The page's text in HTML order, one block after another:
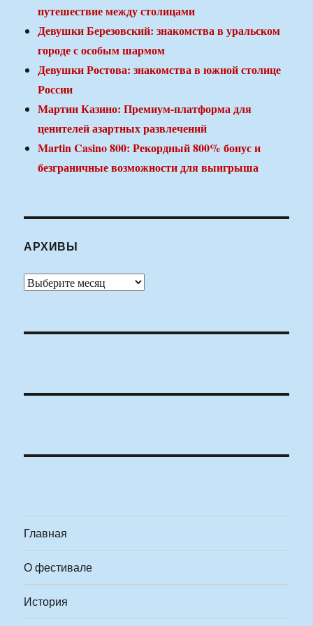
путешествие между столицами
Девушки Березовский: знакомства в уральском
городе с особым шармом
Девушки Ростова: знакомства в южной столице
России
Мартин Казино: Премиум-платформа для
ценителей азартных развлечений
Martin Casino 800: Рекордный 800% бонус и
безграничные возможности для выигрыша
АРХИВЫ
Архивы
Главная
О фестивале
История